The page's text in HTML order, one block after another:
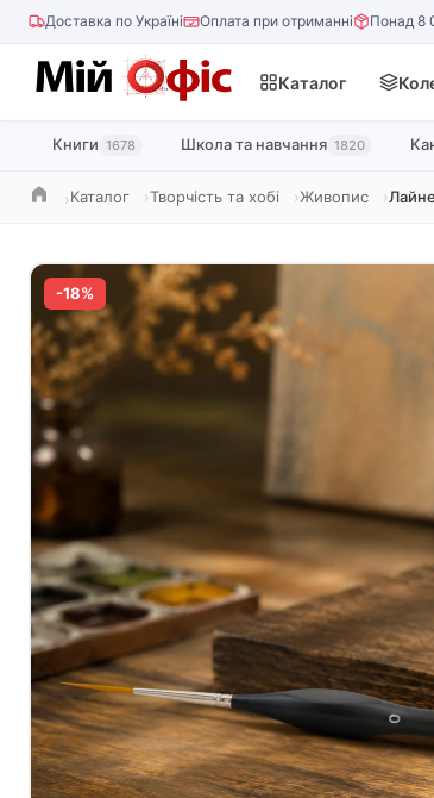
Доставка по Україні Оплата при отриманні Понад 8
Каталог
Книги 1678 Школа та навчання 1820
ГоловнаКаталог Творчість та хобі Живопис
-18%